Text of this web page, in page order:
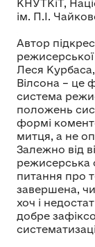
КНУТКіТ,
ім. П.І.
Автор
Леся
Вілсона – це
система
положень
формі
митця, а не
Залежно від
режисерська
питання про
завершена,
хоч і
добре